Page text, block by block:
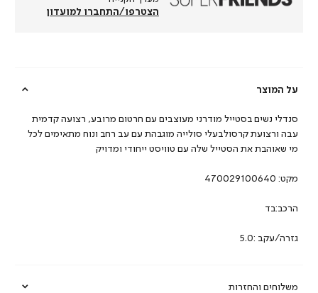
הצטרפו/התחברו למועדון
על המוצר
משלוחים והחזרות
סנדלי נשים בסטייל מודרני מעוצבים עם חרטום מרובע, רצועה קדמית
עבה ורצועת קרסולבעלי סולייה מוגבהת עם עב רחב ונוח מתאימים לכל
מי שאוהבת את הסטייל שלה עם טוויסט ייחודי ומדויק
מקט: 470029100640
הרכב:בד
גזרה/עקב :5.0